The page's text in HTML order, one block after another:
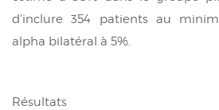
d'inclure 354 patients au
alpha bilatéral à 5%.
Résultats